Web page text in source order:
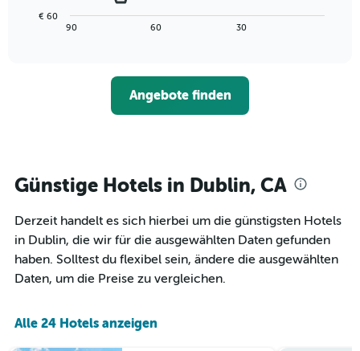
Wochentage
anzeigt.
Zimmerpreis
zeigt,
näher
das
rückt.
Das
Diagramm
hat
1
die
90 60 30
€ 60
Angebote finden
Günstige Hotels in Dublin, CA
Derzeit handelt es sich hierbei um die günstigsten Hotels
in Dublin, die wir für die ausgewählten Daten gefunden
haben. Solltest du flexibel sein, ändere die ausgewählten
Daten, um die Preise zu vergleichen.
Alle 24 Hotels anzeigen